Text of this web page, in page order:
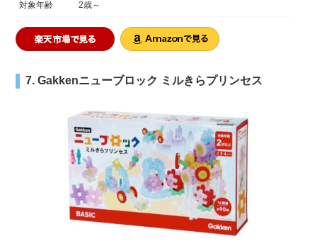
対象年齢 2歳～
7. Gakkenニューブロック ミルきらプリンセス